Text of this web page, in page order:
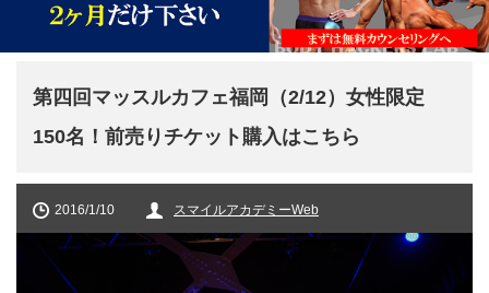
第四回マッスルカフェ福岡（2/12）女性限定
150名！前売りチケット購入はこちら
2016/1/10 スマイルアカデミーWeb